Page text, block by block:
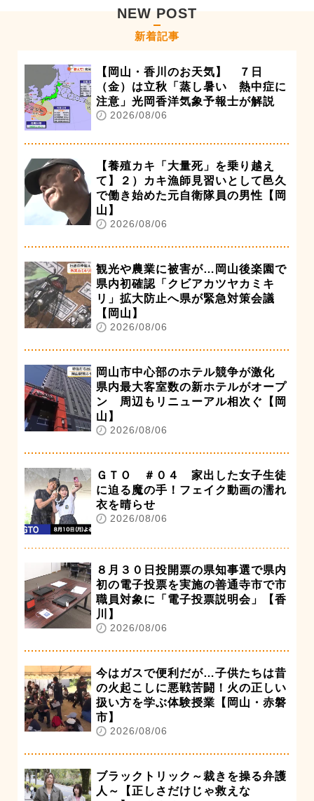
NEW POST
新着記事
【岡山・香川のお天気】 ７日
（金）は立秋「蒸し暑い 熱中症に
注意」光岡香洋気象予報士が解説
2026/08/06
【養殖カキ「大量死」を乗り越え
て】２）カキ漁師見習いとして邑久
で働き始めた元自衛隊員の男性【岡
山】
2026/08/06
観光や農業に被害が…岡山後楽園で
県内初確認「クビアカツヤカミキ
リ」拡大防止へ県が緊急対策会議
【岡山】
2026/08/06
岡山市中心部のホテル競争が激化
県内最大客室数の新ホテルがオープ
ン 周辺もリニューアル相次ぐ【岡
山】
2026/08/06
ＧＴＯ ＃０４ 家出した女子生徒
に迫る魔の手！フェイク動画の濡れ
衣を晴らせ
2026/08/06
８月３０日投開票の県知事選で県内
初の電子投票を実施の善通寺市で市
職員対象に「電子投票説明会」【香
川】
2026/08/06
今はガスで便利だが…子供たちは昔
の火起こしに悪戦苦闘！火の正しい
扱い方を学ぶ体験授業【岡山・赤磐
市】
2026/08/06
ブラックトリック～裁きを操る弁護
人～【正しさだけじゃ救えな